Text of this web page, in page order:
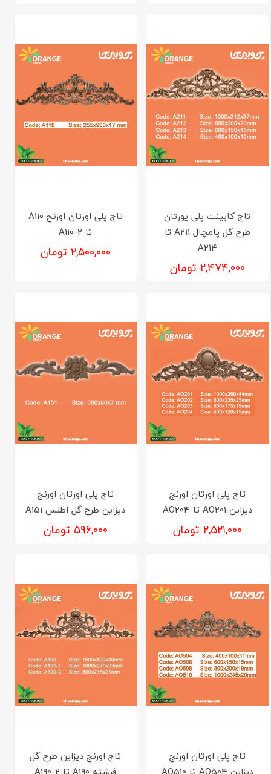
تاج کابینت پلی یورتان
طرح گل پامچال A211 تا
A214
۲,۴۷۴,۰۰۰ تومان
تاج پلی اورتان اورنج A110
تا A110-2
۲,۵۰۰,۰۰۰ تومان
تاج پلی اورتان اورنج
دیزاین AO201 تا AO204
۲,۵۲۱,۰۰۰ تومان
تاج پلی اورتان اورنج
دیزاین طرح گل اطلس A151
۵۹۶,۰۰۰ تومان
تاج پلی اورتان اورنج
تاج اورنج دیزاین طرح گل